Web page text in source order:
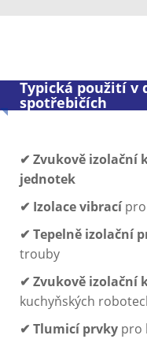
Typická použití v
spotřebičích
✔ Zvukově izolační
jednotek
✔ Izolace vibracípro
✔ Tepelně izolační
trouby
✔ Zvukově izolační
kuchyňských
✔ Tlumicí prvky pro